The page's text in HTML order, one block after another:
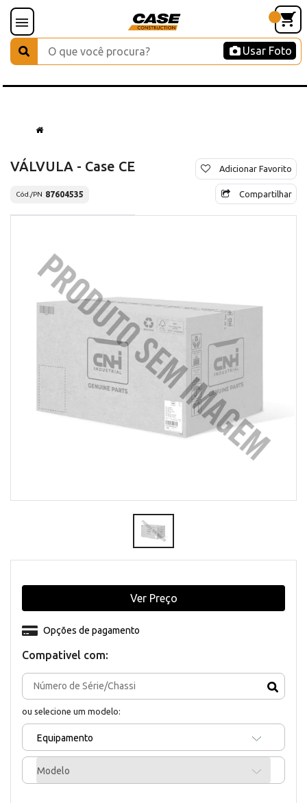
Usar Foto
VÁLVULA - Case CE
Cód./PN 87604535
Adicionar Favorito
Compartilhar
Compativel com:
ou selecione um modelo:
Equipamento
Modelo
Opções de pagamento
Ver Preço